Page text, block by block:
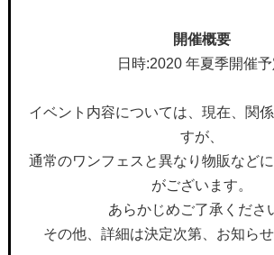
開催概要
日時:2020 年夏季開催
イベント内容については、現在、関
すが、
通常のワンフェスと異なり物販など
がございます。
あらかじめご了承くださ
その他、詳細は決定次第、お知らせ